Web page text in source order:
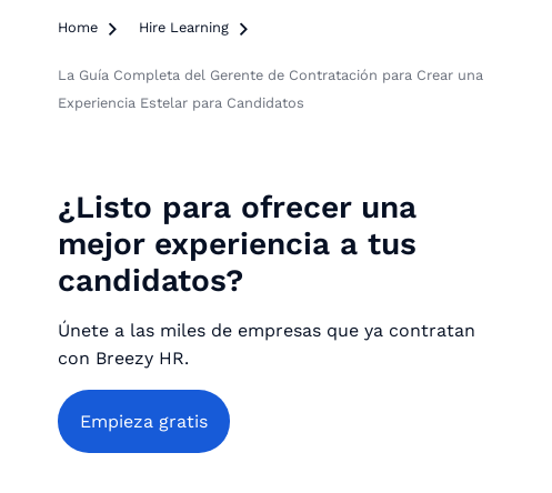
Home  Hire Learning 
La Guía Completa del Gerente de Contratación para Crear una
Experiencia Estelar para Candidatos
¿Listo para ofrecer una
mejor experiencia a tus
candidatos?
Únete a las miles de empresas que ya contratan
con Breezy HR.
Empieza gratis